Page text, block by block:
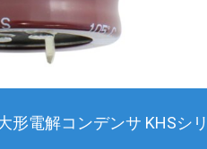
形電解コンデンサ KHSシ